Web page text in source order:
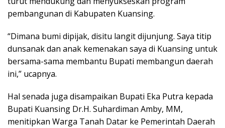
pembangunan di Kabupaten Kuansing.
“Dimana bumi dipijak, disitu langit dijunjung. Saya titip
dunsanak dan anak kemenakan saya di Kuansing untuk
bersama-sama membantu Bupati membangun daerah
ini,” ucapnya.
Hal senada juga disampaikan Bupati Eka Putra kepada
Bupati Kuansing Dr.H. Suhardiman Amby, MM,
menitipkan Warga Tanah Datar ke Pemerintah Daerah